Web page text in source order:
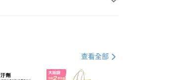
擇「超商條碼／台灣大直營門市／銀行轉
商品或服務，並由商店將買賣／分期付
上)免運費
查看全部